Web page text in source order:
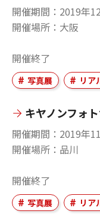
開催期間
2019年
開催場所
大阪
開催終了
写真展 リア
キヤノンフォ
開催期間
2019年
開催場所
品川
開催終了
写真展 リア